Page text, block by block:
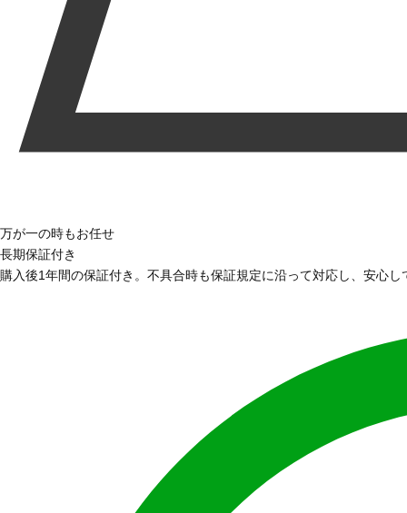
万が一の時もお任せ
長期保証付き
購入後1年間の保証付き。不具合時も保証規定に沿って対応し、安心